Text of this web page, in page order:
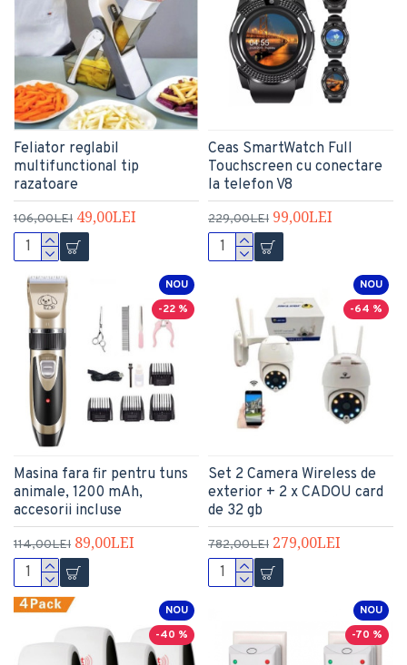
Feliator reglabil
multifunctional tip
razatoare
106,00LEI 49,00LEI
Ceas SmartWatch Full
Touchscreen cu conectare
la telefon V8
229,00LEI 99,00LEI
NOU
-22 %
Masina fara fir pentru tuns
animale, 1200 mAh,
accesorii incluse
114,00LEI 89,00LEI
NOU
-64 %
Set 2 Camera Wireless de
exterior + 2 x CADOU card
de 32 gb
782,00LEI 279,00LEI
NOU
-40 %
NOU
-70 %